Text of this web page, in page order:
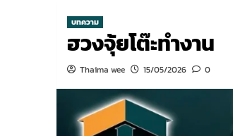
บทความ
ฮวงจุ้ยโต๊ะทํางาน
Thaima wee 15/05/2026 0